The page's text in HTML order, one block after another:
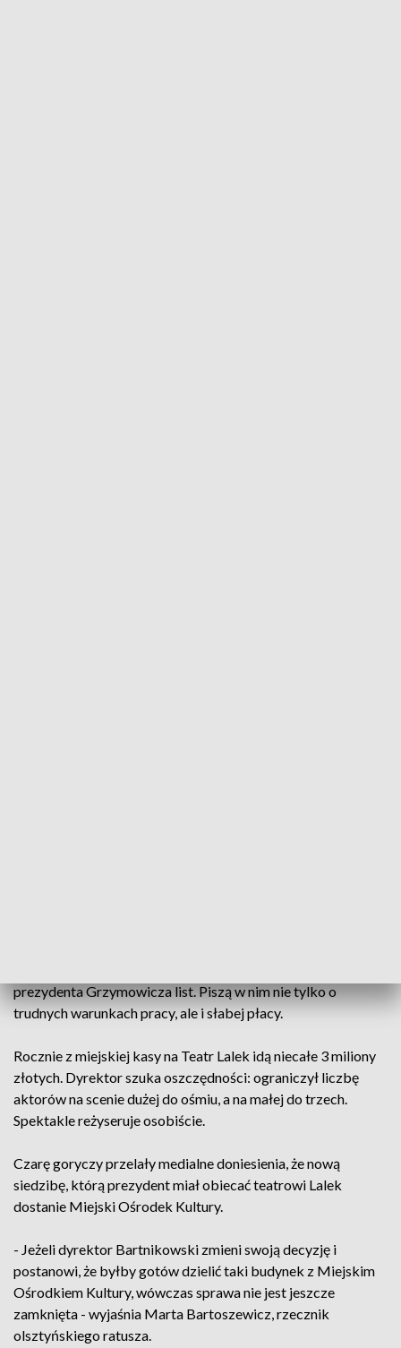
prezydenta Grzymowicza list. Piszą w nim nie tylko o
trudnych warunkach pracy, ale i słabej płacy.
Rocznie z miejskiej kasy na Teatr Lalek idą niecałe 3 miliony
złotych. Dyrektor szuka oszczędności: ograniczył liczbę
aktorów na scenie dużej do ośmiu, a na małej do trzech.
Spektakle reżyseruje osobiście.
Czarę goryczy przelały medialne doniesienia, że nową
siedzibę, którą prezydent miał obiecać teatrowi Lalek
dostanie Miejski Ośrodek Kultury.
- Jeżeli dyrektor Bartnikowski zmieni swoją decyzję i
postanowi, że byłby gotów dzielić taki budynek z Miejskim
Ośrodkiem Kultury, wówczas sprawa nie jest jeszcze
zamknięta - wyjaśnia Marta Bartoszewicz, rzecznik
olsztyńskiego ratusza.